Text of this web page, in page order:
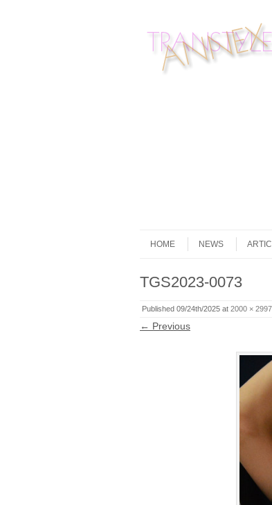
Menu
HOME
NEWS
TGS2023-0073
Published 09/24th/2025 at 2000 × 2997
← Previous